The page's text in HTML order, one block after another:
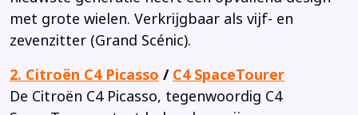
met grote wielen. Verkrijgbaar als vijf- en
zevenzitter (Grand Scénic).
2. Citroën C4 Picasso /C4 SpaceTourer
De Citroën C4 Picasso, tegenwoordig C4